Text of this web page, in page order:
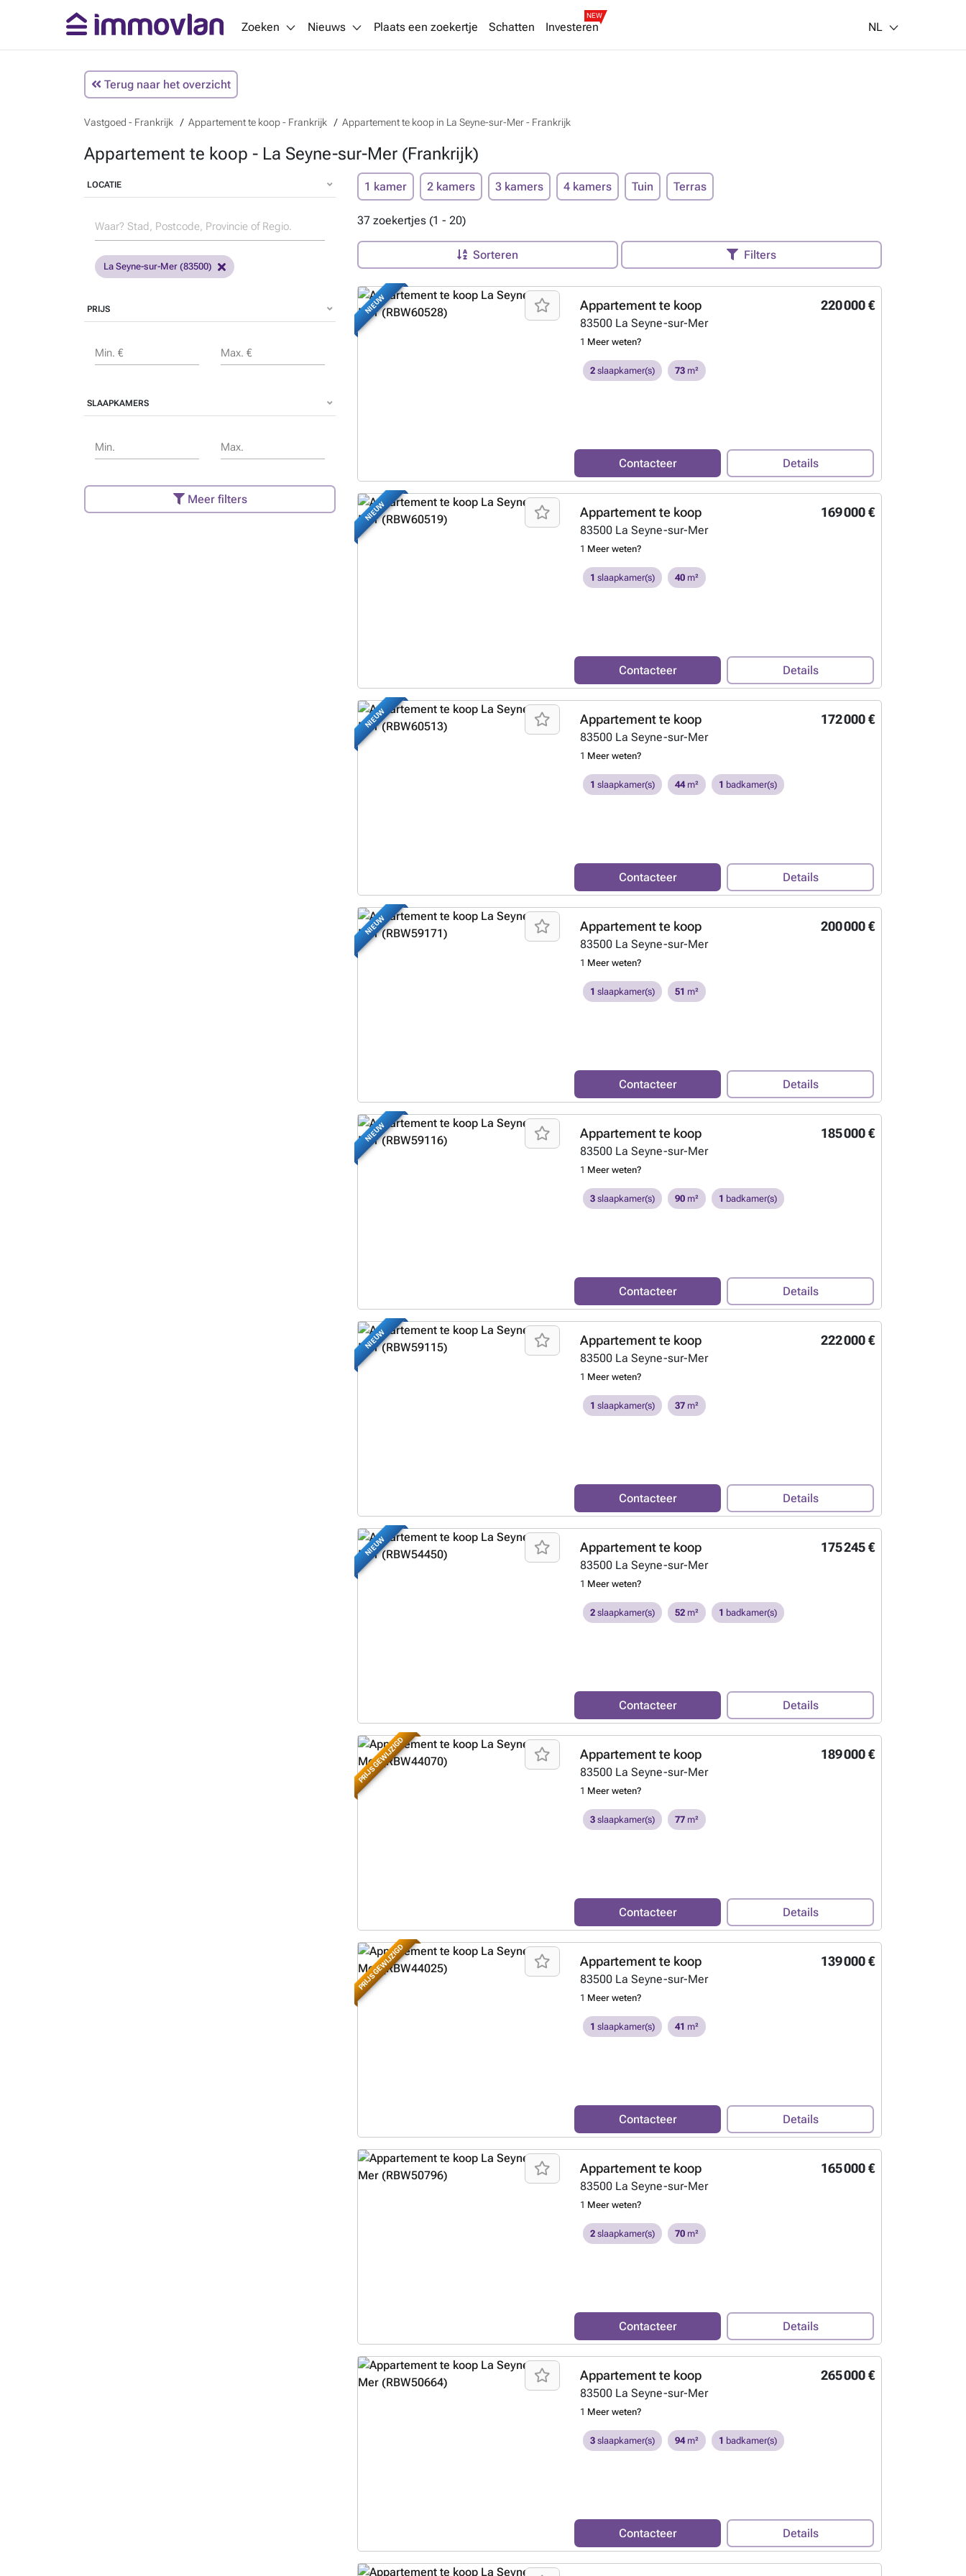
Zoeken Nieuws Plaats een zoekertje Schatten Investeren
NEW
NL
Terug naar het overzicht
Vastgoed - Frankrijk Appartement te koop - Frankrijk Appartement te koop in La Seyne-sur-Mer - Frankrijk
Appartement te koop - La Seyne-sur-Mer (Frankrijk)
LOCATIE
La Seyne-sur-Mer (83500)
PRIJS
Min. € Max. €
SLAAPKAMERS
Min. Max.
Meer filters
1 kamer 2 kamers 3 kamers 4 kamers Tuin Terras
37 zoekertjes (1 - 20)
Sorteren Filters
NIEUW 220 000 €
Appartement te koop
83500 La Seyne-sur-Mer
1 Meer weten?
2slaapkamer(s) 73m²
Contacteer Details
NIEUW 169 000 €
Appartement te koop
83500 La Seyne-sur-Mer
1 Meer weten?
1 slaapkamer(s) 40m²
Contacteer Details
NIEUW 172 000 €
Appartement te koop
83500 La Seyne-sur-Mer
1 Meer weten?
1 slaapkamer(s) 44m² 1 badkamer(s)
Contacteer Details
NIEUW 200 000 €
Appartement te koop
83500 La Seyne-sur-Mer
1 Meer weten?
1 slaapkamer(s) 51 m²
Contacteer Details
NIEUW 185 000 €
Appartement te koop
83500 La Seyne-sur-Mer
1 Meer weten?
3slaapkamer(s) 90m² 1 badkamer(s)
Contacteer Details
NIEUW 222 000 €
Appartement te koop
83500 La Seyne-sur-Mer
1 Meer weten?
1 slaapkamer(s) 37m²
Contacteer Details
NIEUW 175 245 €
Appartement te koop
83500 La Seyne-sur-Mer
1 Meer weten?
2slaapkamer(s) 52m² 1 badkamer(s)
Contacteer Details
PRIJS GEWIJZIGD 189 000 €
Appartement te koop
83500 La Seyne-sur-Mer
1 Meer weten?
3slaapkamer(s) 77m²
Contacteer Details
PRIJS GEWIJZIGD 139 000 €
Appartement te koop
83500 La Seyne-sur-Mer
1 Meer weten?
1 slaapkamer(s) 41 m²
Contacteer Details
165 000 €
Appartement te koop
83500 La Seyne-sur-Mer
1 Meer weten?
2slaapkamer(s) 70m²
Contacteer Details
265 000 €
Appartement te koop
83500 La Seyne-sur-Mer
1 Meer weten?
3slaapkamer(s) 94m² 1 badkamer(s)
Contacteer Details